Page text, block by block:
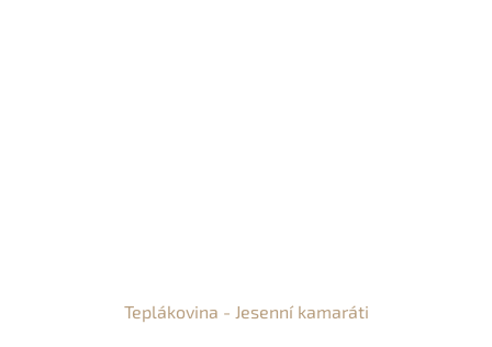
Teplákovina - Jesenní kamaráti